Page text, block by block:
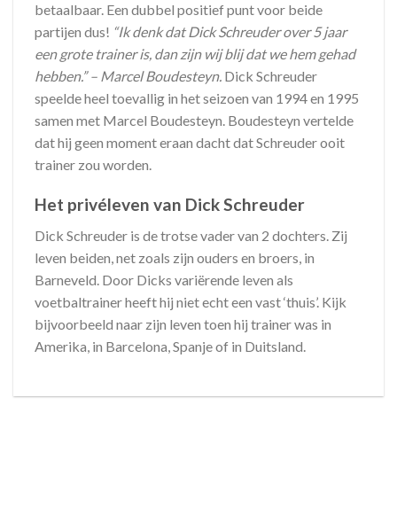
betaalbaar. Een dubbel positief punt voor beide
partijen dus! “Ik denk dat Dick Schreuder over 5 jaar
een grote trainer is, dan zijn wij blij dat we hem gehad
hebben.” – Marcel Boudesteyn. Dick Schreuder
speelde heel toevallig in het seizoen van 1994 en 1995
samen met Marcel Boudesteyn. Boudesteyn vertelde
dat hij geen moment eraan dacht dat Schreuder ooit
trainer zou worden.
Het privéleven van Dick Schreuder
Dick Schreuder is de trotse vader van 2 dochters. Zij
leven beiden, net zoals zijn ouders en broers, in
Barneveld. Door Dicks variërende leven als
voetbaltrainer heeft hij niet echt een vast ‘thuis’. Kijk
bijvoorbeeld naar zijn leven toen hij trainer was in
Amerika, in Barcelona, Spanje of in Duitsland.